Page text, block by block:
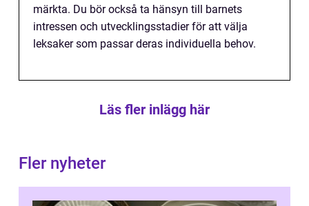
märkta. Du bör också ta hänsyn till barnets
intressen och utvecklingsstadier för att välja
leksaker som passar deras individuella behov.
Läs fler inlägg här
Fler nyheter